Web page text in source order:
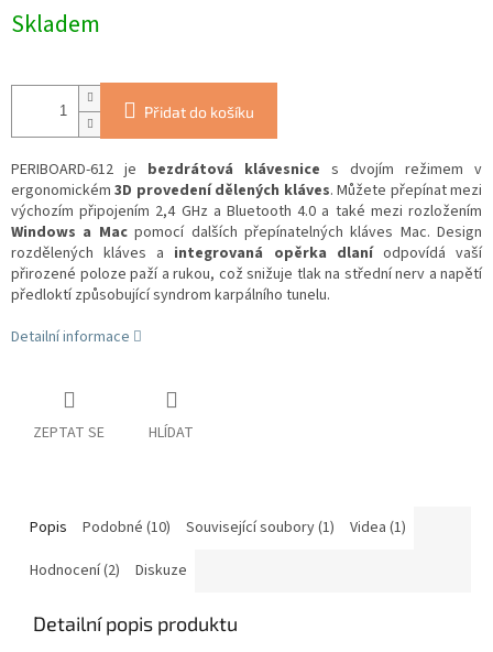
Skladem
Přidat do košíku
PERIBOARD-612 je bezdrátová klávesnice s dvojím režimem v
ergonomickém3D provedení dělených kláves. Můžete přepínat mezi
výchozím připojením 2,4 GHz a Bluetooth 4.0 a také mezi rozložením
Windows a Macpomocí dalších přepínatelných kláves Mac. Design
rozdělených kláves a integrovaná opěrka dlaníodpovídá vaší
přirozené poloze paží a rukou, což snižuje tlak na střední nerv a napětí
předloktí způsobující syndrom karpálního tunelu.
Detailní informace
ZEPTAT SE HLÍDAT
Popis Podobné (10) Související soubory (1)
Videa (1)
Hodnocení (2)
Diskuze
Detailní popis produktu